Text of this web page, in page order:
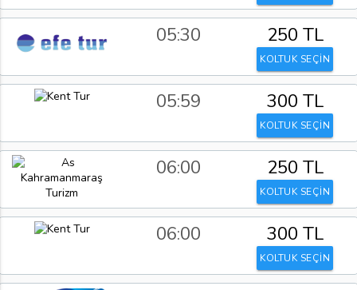
05:30 250 TL
KOLTUK SEÇİN
05:59 300 TL
KOLTUK SEÇİN
06:00 250 TL
KOLTUK SEÇİN
06:00 300 TL
KOLTUK SEÇİN